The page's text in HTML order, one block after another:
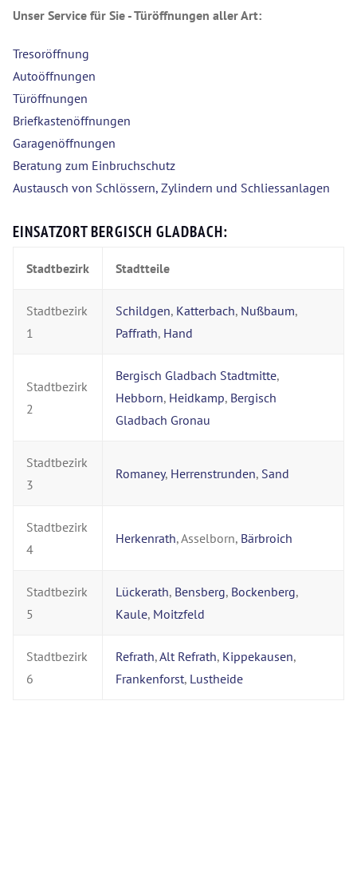
Unser Service für Sie - Türöffnungen aller Art:
Tresoröffnung
Autoöffnungen
Türöffnungen
Briefkastenöffnungen
Garagenöffnungen
Beratung zum Einbruchschutz
Austausch von Schlössern, Zylindern und Schliessanlagen
EINSATZORT BERGISCH GLADBACH:
Stadtbezirk Stadtteile
Stadtbezirk
1
Schildgen, Katterbach, Nußbaum,
Paffrath, Hand
Stadtbezirk
2
Bergisch Gladbach Stadtmitte,
Hebborn, Heidkamp, Bergisch
Gladbach Gronau
Stadtbezirk
3
Romaney, Herrenstrunden, Sand
Stadtbezirk
4
Herkenrath, Asselborn, Bärbroich
Stadtbezirk
5
Lückerath, Bensberg, Bockenberg,
Kaule, Moitzfeld
Stadtbezirk
6
Refrath,Alt Refrath, Kippekausen,
Frankenforst, Lustheide